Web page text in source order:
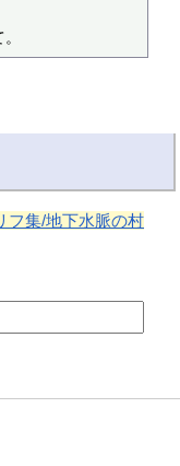
フ集/地下水脈の村